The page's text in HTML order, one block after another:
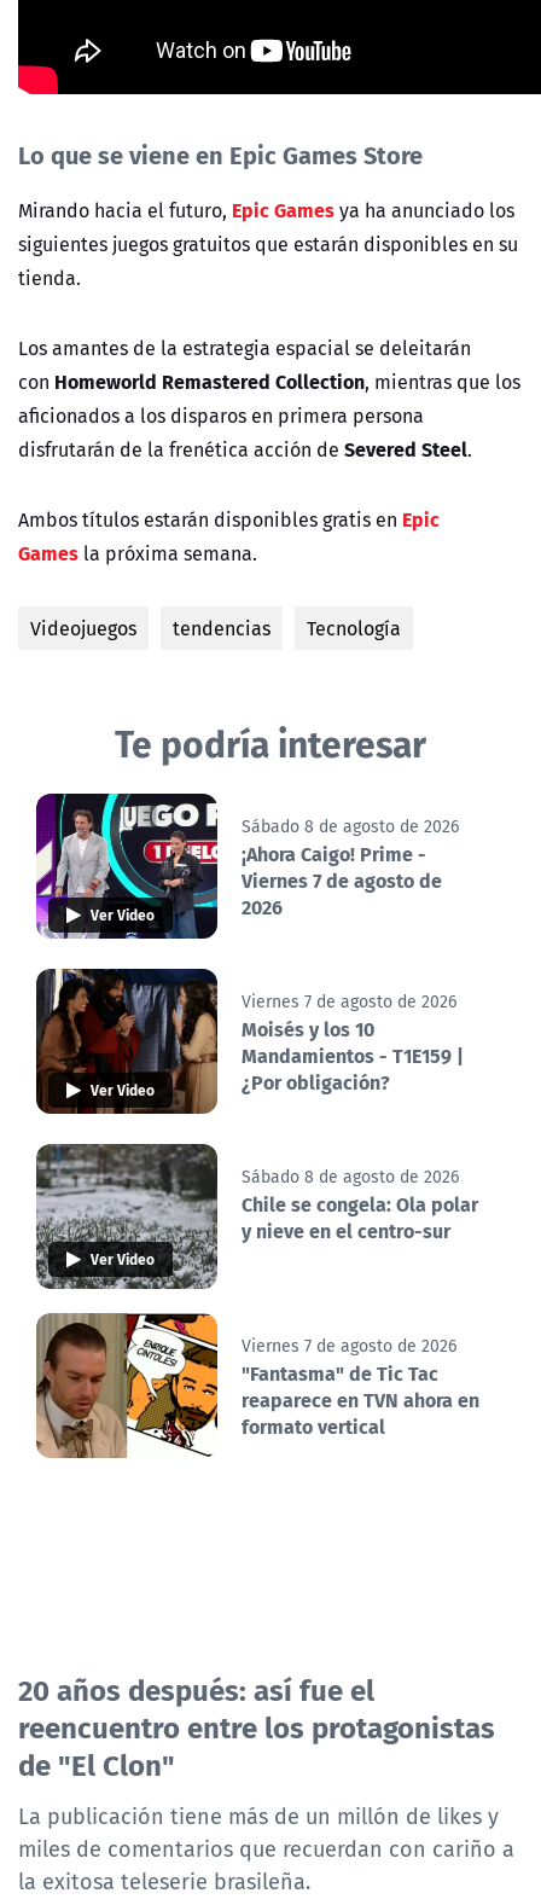
Lo que se viene en Epic Games Store
Mirando hacia el futuro, Epic Gamesya ha anunciado los
siguientes juegos gratuitos que estarán disponibles en su
tienda.
Los amantes de la estrategia espacial se deleitarán
con Homeworld Remastered Collection, mientras que los
aficionados a los disparos en primera persona
disfrutarán de la frenética acción de Severed Steel.
Ambos títulos estarán disponibles gratis en Epic
Games la próxima semana.
Videojuegos tendencias Tecnología
Te podría interesar
Ver Video
Sábado 8 de agosto de 2026
¡Ahora Caigo! Prime -
Viernes 7 de agosto de
2026
Ver Video
Viernes 7 de agosto de 2026
Moisés y los 10
Mandamientos - T1E159 |
¿Por obligación?
Ver Video
Sábado 8 de agosto de 2026
Chile se congela: Ola polar
y nieve en el centro-sur
Viernes 7 de agosto de 2026
"Fantasma" de Tic Tac
reaparece en TVN ahora en
formato vertical
20 años después: así fue el
reencuentro entre los protagonistas
de "El Clon"
La publicación tiene más de un millón de likes y
miles de comentarios que recuerdan con cariño a
la exitosa teleserie brasileña.